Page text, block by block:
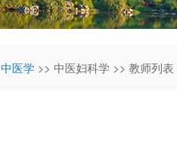
中医学 >> 中医妇科学 >> 教师列表